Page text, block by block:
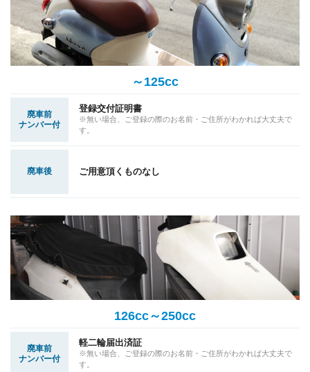
～125cc
廃車前
ナンバー付
登録交付証明書
※無い場合、ご登録の際のお名前・ご住所がわかれば大丈夫で
す。
廃車後 ご用意頂くものなし
126cc～250cc
廃車前
ナンバー付
軽二輪届出済証
※無い場合、ご登録の際のお名前・ご住所がわかれば大丈夫で
す。